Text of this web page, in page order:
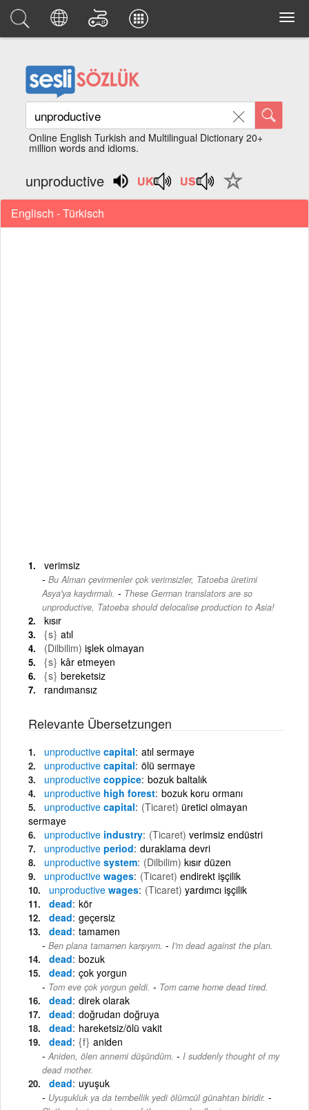
Online English Turkish and Multilingual Dictionary 20+
million words and idioms.
unproductive
Englisch - Türkisch
verimsiz
Bu Alman çevirmenler çok verimsizler, Tatoeba üretimi
Asya'ya kaydırmalı. - These German translators are so
unproductive, Tatoeba should delocalise production to Asia!
kısır
{s} atıl
(Dilbilim) işlek olmayan
{s} kâr etmeyen
{s} bereketsiz
randımansız
Relevante Übersetzungen
unproductive capital atıl sermaye
unproductive capital ölü sermaye
unproductive coppice bozuk baltalık
unproductive high forest bozuk koru ormanı
unproductive capital (Ticaret) üretici olmayan
sermaye
unproductive industry (Ticaret) verimsiz endüstri
unproductive period duraklama devri
unproductive system (Dilbilim) kısır düzen
unproductive wages (Ticaret) endirekt işçilik
unproductive wages (Ticaret) yardımcı işçilik
dead kör
dead geçersiz
dead tamamen
Ben plana tamamen karşıyım. - I'm dead against the plan.
dead bozuk
dead çok yorgun
Tom eve çok yorgun geldi. - Tom came home dead tired.
dead direk olarak
dead doğrudan doğruya
dead hareketsiz/ölü vakit
dead {f} aniden
Aniden, ölen annemi düşündüm. - I suddenly thought of my
dead mother.
dead uyuşuk
Uyuşukluk ya da tembellik yedi ölümcül günahtan biridir. -